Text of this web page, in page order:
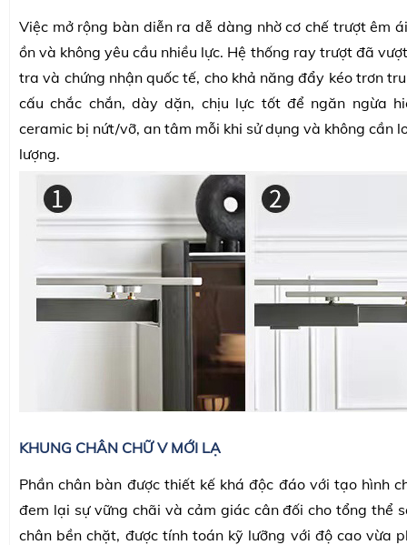
Việc mở rộng bàn diễn ra dễ dàng nhờ cơ chế trượt êm
ồn và không yêu cầu nhiều lực. Hệ thống ray trượt đã
tra và chứng nhận quốc tế, cho khả năng đẩy kéo trơn
cấu chắc chắn, dày dặn, chịu lực tốt để ngăn ngừa
ceramic bị nứt/vỡ, an tâm mỗi khi sử dụng và không cần
lượng.
KHUNG CHÂN CHỮ V MỚI LẠ
Phần chân bàn được thiết kế khá độc đáo với tạo hình
đem lại sự vững chãi và cảm giác cân đối cho tổng thể
chân bền chặt, được tính toán kỹ lưỡng với độ cao vừa